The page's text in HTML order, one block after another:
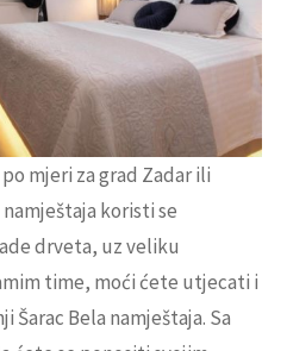
mjeri za grad Zadar ili
koristi se
drveta, uz veliku
time, moći ćete utjecati i
Šarac Bela namještaja. Sa